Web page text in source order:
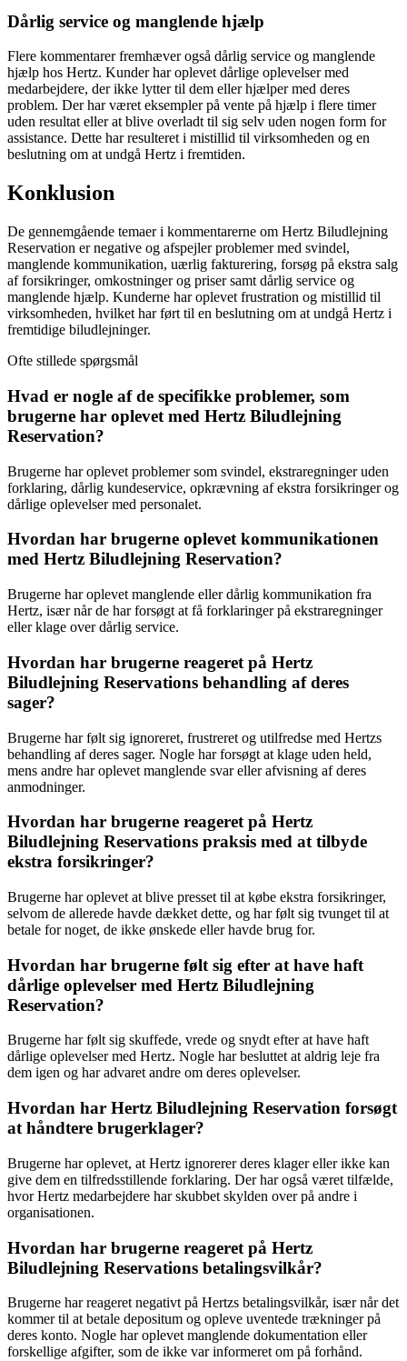
Dårlig service og manglende hjælp
Flere kommentarer fremhæver også dårlig service og manglende
hjælp hos Hertz. Kunder har oplevet dårlige oplevelser med
medarbejdere, der ikke lytter til dem eller hjælper med deres
problem. Der har været eksempler på vente på hjælp i flere timer
uden resultat eller at blive overladt til sig selv uden nogen form for
assistance. Dette har resulteret i mistillid til virksomheden og en
beslutning om at undgå Hertz i fremtiden.
Konklusion
De gennemgående temaer i kommentarerne om Hertz Biludlejning
Reservation er negative og afspejler problemer med svindel,
manglende kommunikation, uærlig fakturering, forsøg på ekstra salg
af forsikringer, omkostninger og priser samt dårlig service og
manglende hjælp. Kunderne har oplevet frustration og mistillid til
virksomheden, hvilket har ført til en beslutning om at undgå Hertz i
fremtidige biludlejninger.
Ofte stillede spørgsmål
Hvad er nogle af de specifikke problemer, som
brugerne har oplevet med Hertz Biludlejning
Reservation?
Brugerne har oplevet problemer som svindel, ekstraregninger uden
forklaring, dårlig kundeservice, opkrævning af ekstra forsikringer og
dårlige oplevelser med personalet.
Hvordan har brugerne oplevet kommunikationen
med Hertz Biludlejning Reservation?
Brugerne har oplevet manglende eller dårlig kommunikation fra
Hertz, især når de har forsøgt at få forklaringer på ekstraregninger
eller klage over dårlig service.
Hvordan har brugerne reageret på Hertz
Biludlejning Reservations behandling af deres
sager?
Brugerne har følt sig ignoreret, frustreret og utilfredse med Hertzs
behandling af deres sager. Nogle har forsøgt at klage uden held,
mens andre har oplevet manglende svar eller afvisning af deres
anmodninger.
Hvordan har brugerne reageret på Hertz
Biludlejning Reservations praksis med at tilbyde
ekstra forsikringer?
Brugerne har oplevet at blive presset til at købe ekstra forsikringer,
selvom de allerede havde dækket dette, og har følt sig tvunget til at
betale for noget, de ikke ønskede eller havde brug for.
Hvordan har brugerne følt sig efter at have haft
dårlige oplevelser med Hertz Biludlejning
Reservation?
Brugerne har følt sig skuffede, vrede og snydt efter at have haft
dårlige oplevelser med Hertz. Nogle har besluttet at aldrig leje fra
dem igen og har advaret andre om deres oplevelser.
Hvordan har Hertz Biludlejning Reservation forsøgt
at håndtere brugerklager?
Brugerne har oplevet, at Hertz ignorerer deres klager eller ikke kan
give dem en tilfredsstillende forklaring. Der har også været tilfælde,
hvor Hertz medarbejdere har skubbet skylden over på andre i
organisationen.
Hvordan har brugerne reageret på Hertz
Biludlejning Reservations betalingsvilkår?
Brugerne har reageret negativt på Hertzs betalingsvilkår, især når det
kommer til at betale depositum og opleve uventede trækninger på
deres konto. Nogle har oplevet manglende dokumentation eller
forskellige afgifter, som de ikke var informeret om på forhånd.